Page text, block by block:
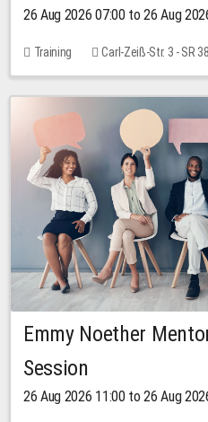
26 Aug 2026 07:00 to 26 Aug
Training Carl-Zeiß-Str. 3 - SR
20.00 EUR
Emmy Noether
Session
26 Aug 2026 11:00 to 26 Aug